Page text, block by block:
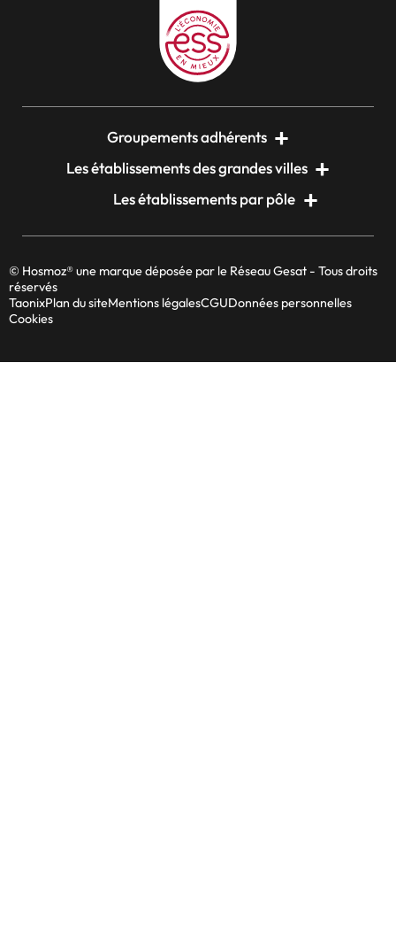
Groupements adhérents
Les établissements des grandes villes
Les établissements par pôle
© Hosmoz® une marque déposée par le Réseau Gesat - Tous droits
réservés
TaonixPlan du siteMentions légalesCGUDonnées personnelles
Cookies